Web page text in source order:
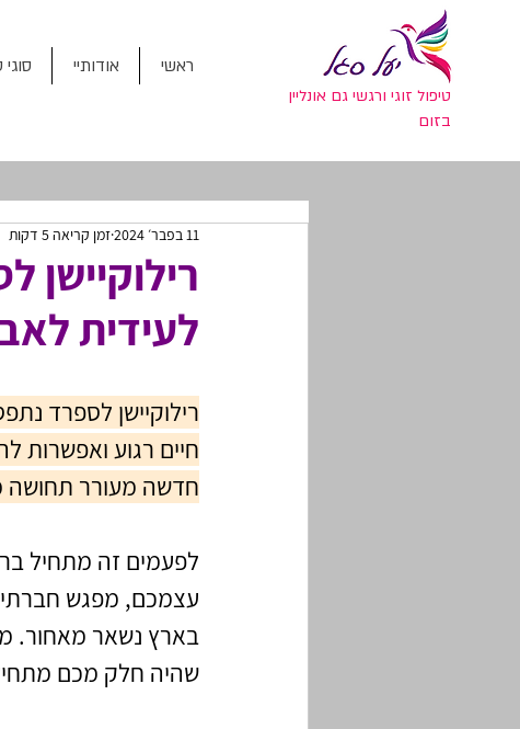
ראשי אודותיי
טיפול זוגי ורגשי גם אונליין
בזום
לעידית
11 בפבר׳ 2024 זמן קריאה 5 דקות
רילוקיישן לספרד
חיים רגוע
חדשה מעורר תחושה
לפעמים זה מתחיל
עצמכם, מפגש
בארץ נשאר מאחור.
שהיה חלק מכם